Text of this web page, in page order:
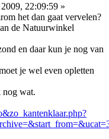
22:09:59 »
het dan gaat vervelen?
de Natuurwinkel
en daar kun je nog van
je wel even opletten
nog wat.